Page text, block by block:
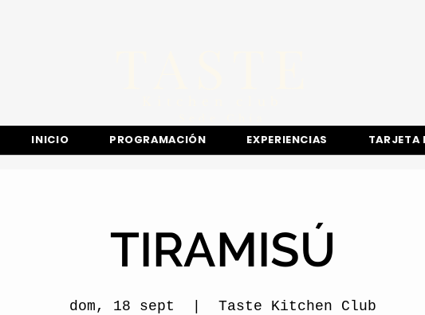
INICIO PROGRAMACIÓN EXPERIENCIAS TARJETA
TIRAMISÚ
dom, 18 sept Taste Kitchen Club